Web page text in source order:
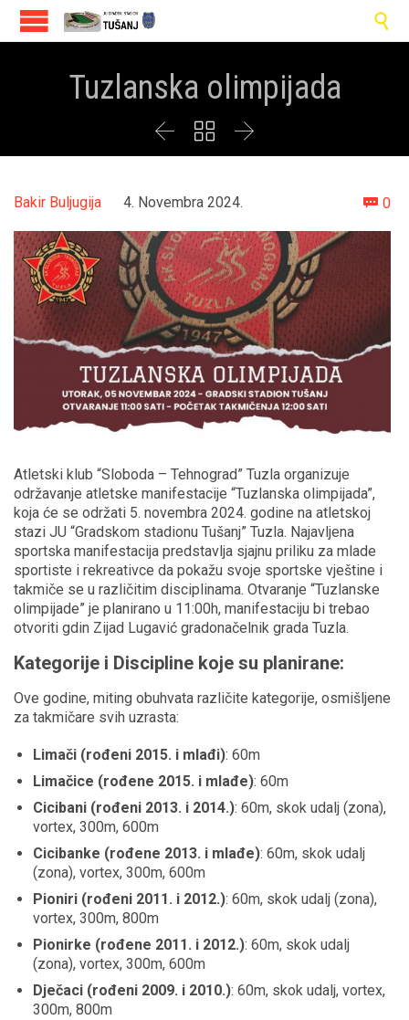

Tuzlanska olimpijada
  
Bakir Buljugija 4. Novembra 2024.  0
Atletski klub “Sloboda – Tehnograd” Tuzla organizuje
održavanje atletske manifestacije “Tuzlanska olimpijada”,
koja će se održati 5. novembra 2024. godine na atletskoj
stazi JU “Gradskom stadionu Tušanj” Tuzla. Najavljena
sportska manifestacija predstavlja sjajnu priliku za mlade
sportiste i rekreativce da pokažu svoje sportske vještine i
takmiče se u različitim disciplinama. Otvaranje “Tuzlanske
olimpijade” je planirano u 11:00h, manifestaciju bi trebao
otvoriti gdin Zijad Lugavić gradonačelnik grada Tuzla.
Kategorije i Discipline koje su planirane:
Ove godine, miting obuhvata različite kategorije, osmišljene
za takmičare svih uzrasta:
Limači (rođeni 2015. i mlađi): 60m
Limačice (rođene 2015. i mlađe): 60m
Cicibani (rođeni 2013. i 2014.): 60m, skok udalj (zona),
vortex, 300m, 600m
Cicibanke (rođene 2013. i mlađe): 60m, skok udalj
(zona), vortex, 300m, 600m
Pioniri (rođeni 2011. i 2012.): 60m, skok udalj (zona),
vortex, 300m, 800m
Pionirke (rođene 2011. i 2012.): 60m, skok udalj
(zona), vortex, 300m, 600m
Dječaci (rođeni 2009. i 2010.): 60m, skok udalj, vortex,
300m, 800m